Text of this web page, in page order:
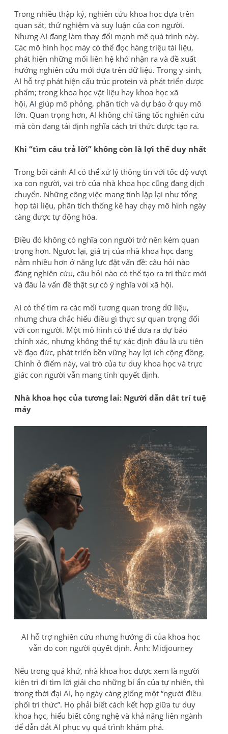
Trong nhiều thập kỷ, nghiên cứu khoa học dựa trên
quan sát, thử nghiệm và suy luận của con người.
Nhưng AI đang làm thay đổi mạnh mẽ quá trình này.
Các mô hình học máy có thể đọc hàng triệu tài liệu,
phát hiện những mối liên hệ khó nhận ra và đề xuất
hướng nghiên cứu mới dựa trên dữ liệu. Trong y sinh,
AI hỗ trợ phát hiện cấu trúc protein và phát triển dược
phẩm; trong khoa học vật liệu hay khoa học xã
hội, AI giúp mô phỏng, phân tích và dự báo ở quy mô
lớn. Quan trọng hơn, AI không chỉ tăng tốc nghiên cứu
mà còn đang tái định nghĩa cách tri thức được tạo ra.
Khi “tìm câu trả lời” không còn là lợi thế duy nhất
Trong bối cảnh AI có thể xử lý thông tin với tốc độ vượt
xa con người, vai trò của nhà khoa học cũng đang dịch
chuyển. Những công việc mang tính lặp lại như tổng
hợp tài liệu, phân tích thống kê hay chạy mô hình ngày
càng được tự động hóa.
Điều đó không có nghĩa con người trở nên kém quan
trọng hơn. Ngược lại, giá trị của nhà khoa học đang
nằm nhiều hơn ở năng lực đặt vấn đề: câu hỏi nào
đáng nghiên cứu, câu hỏi nào có thể tạo ra tri thức mới
và đâu là vấn đề thật sự có ý nghĩa với xã hội.
AI có thể tìm ra các mối tương quan trong dữ liệu,
nhưng chưa chắc hiểu điều gì thực sự quan trọng đối
với con người. Một mô hình có thể đưa ra dự báo
chính xác, nhưng không thể tự xác định đâu là ưu tiên
về đạo đức, phát triển bền vững hay lợi ích cộng đồng.
Chính ở điểm này, vai trò của tư duy khoa học và trực
giác con người vẫn mang tính quyết định.
Nhà khoa học của tương lai: Người dẫn dắt trí tuệ
máy
AI hỗ trợ nghiên cứu nhưng hướng đi của khoa học
vẫn do con người quyết định. Ảnh: Midjourney
Nếu trong quá khứ, nhà khoa học được xem là người
kiên trì đi tìm lời giải cho những bí ẩn của tự nhiên, thì
trong thời đại AI, họ ngày càng giống một “người điều
phối tri thức”. Họ phải biết cách kết hợp giữa tư duy
khoa học, hiểu biết công nghệ và khả năng liên ngành
để dẫn dắt AI phục vụ quá trình khám phá.